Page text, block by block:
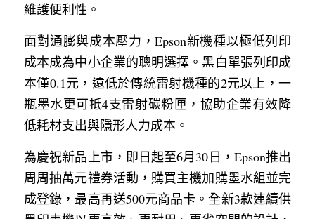
維護便利性。
面對通膨與成本壓力，Epson新機種以極低列印
成本成為中小企業的聰明選擇。黑白單張列印成
本僅0.1元，遠低於傳統雷射機種的2元以上，一
瓶墨水更可抵4支雷射碳粉匣，協助企業有效降
低耗材支出與隱形人力成本。
為慶祝新品上市，即日起至6月30日，Epson推出
周周抽萬元禮券活動，購買主機加購墨水組並完
成登錄，最高再送500元商品卡。全新3款連續供